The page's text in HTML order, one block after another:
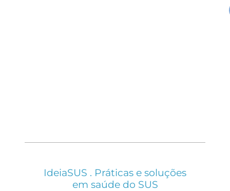
IdeiaSUS . Práticas e soluções
em saúde do SUS